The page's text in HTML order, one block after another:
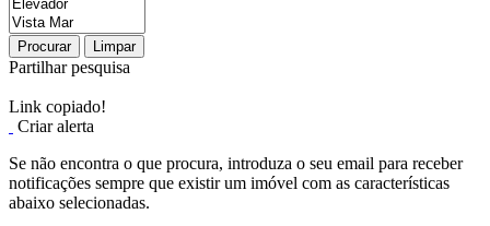
Procurar Limpar
Partilhar pesquisa
Link copiado!
Criar alerta
Se não encontra o que procura, introduza o seu email para receber
notificações sempre que existir um imóvel com as características
abaixo selecionadas.